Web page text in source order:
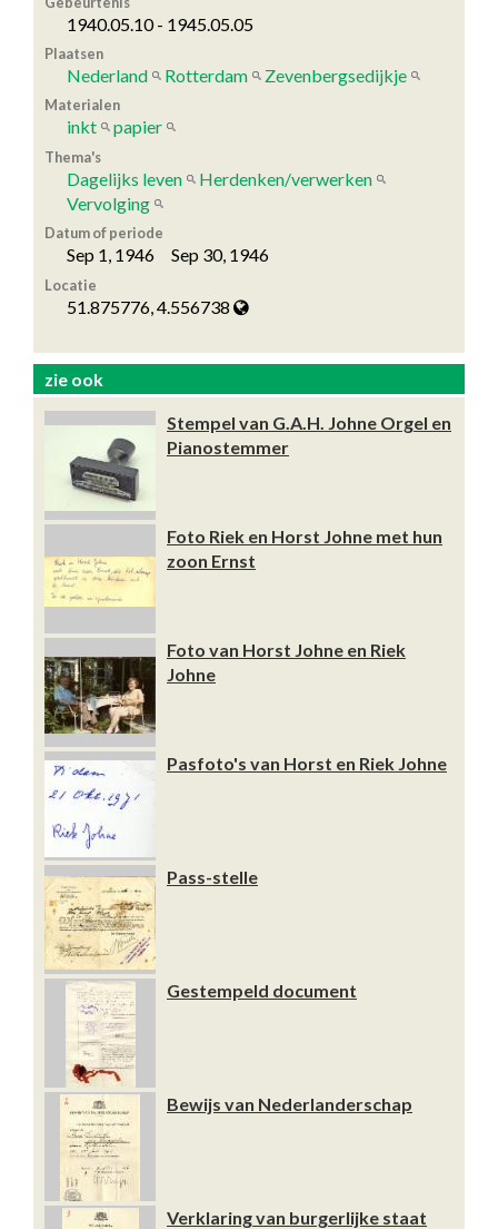
1940.05.10 - 1945.05.05
Plaatsen
Nederland Rotterdam Zevenbergsedijkje
Materialen
inkt papier
Thema's
Dagelijks leven
Herdenken/verwerken
Vervolging
Datum of periode
Sep 1, 1946 Sep 30, 1946
Locatie
51.875776, 4.556738
zie ook
Stempel van G.A.H. Johne Orgel en
Pianostemmer
Foto Riek en Horst Johne met hun
zoon Ernst
Foto van Horst Johne en Riek
Johne
Pasfoto's van Horst en Riek Johne
Pass-stelle
Gestempeld document
Bewijs van Nederlanderschap
Verklaring van burgerlijke staat